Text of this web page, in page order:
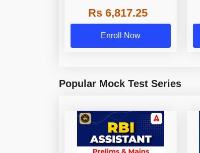
Rs 6,817.25
Enroll Now
Popular Mock Test Series